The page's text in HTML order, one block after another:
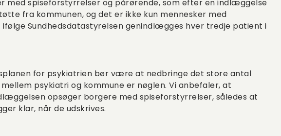
med spiseforstyrrelser og pårørende, som efter en indlæggelse
fra kommunen, og det er ikke kun mennesker med
Sundhedsdatastyrelsen genindlægges hver tredje patient i
for psykiatrien bør være at nedbringe det store antal
psykiatri og kommune er nøglen. Vi anbefaler, at
opsøger borgere med spiseforstyrrelser, således at
klar, når de udskrives.